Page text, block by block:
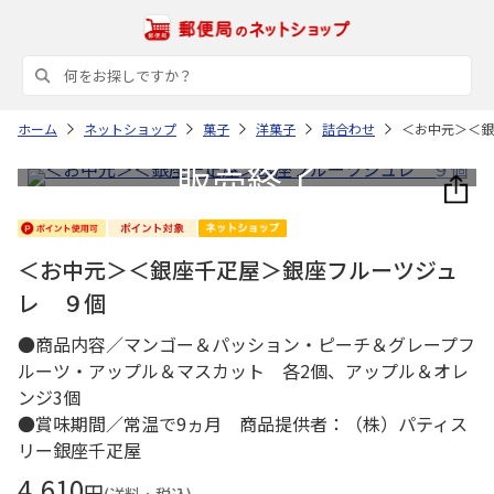
ホーム ネットショップ 菓子 洋菓子 詰合わせ ＜お中元＞＜
＜お中元＞＜銀座千疋屋＞銀座フルーツジュ
レ ９個
●商品内容／マンゴー＆パッション・ピーチ＆グレープフ
ルーツ・アップル＆マスカット 各2個、アップル＆オレ
ンジ3個
●賞味期間／常温で9ヵ月 商品提供者：（株）パティス
リー銀座千疋屋